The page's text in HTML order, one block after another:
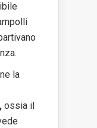
la
ossia il